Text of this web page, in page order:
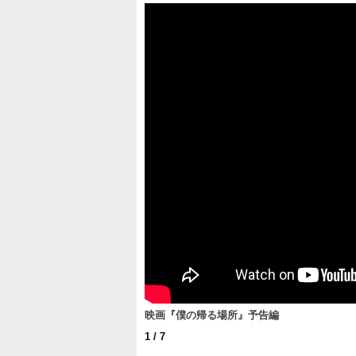
映画『僕の帰る場所』予告編
1 / 7